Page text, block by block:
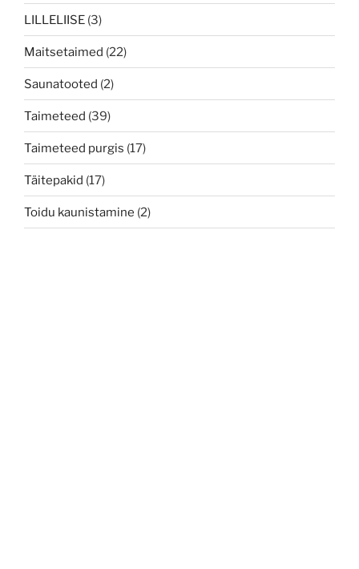
LILLELIISE (3)
Maitsetaimed (22)
Saunatooted (2)
Taimeteed (39)
Taimeteed purgis (17)
Täitepakid (17)
Toidu kaunistamine (2)